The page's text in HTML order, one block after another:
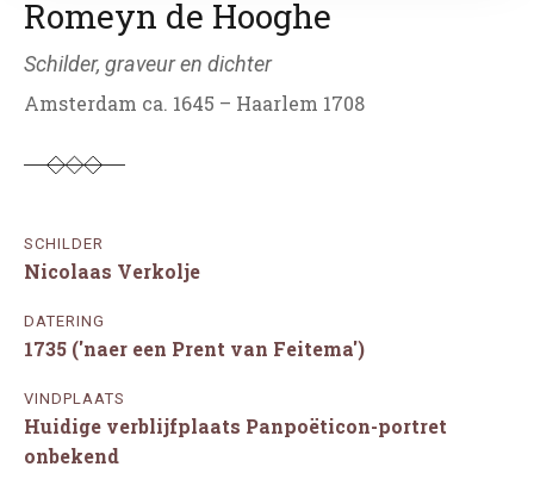
Romeyn de Hooghe
Schilder, graveur en dichter
Amsterdam ca. 1645 – Haarlem 1708
SCHILDER
Nicolaas Verkolje
DATERING
1735 ('naer een Prent van Feitema')
VINDPLAATS
Huidige verblijfplaats Panpoëticon-portret
onbekend